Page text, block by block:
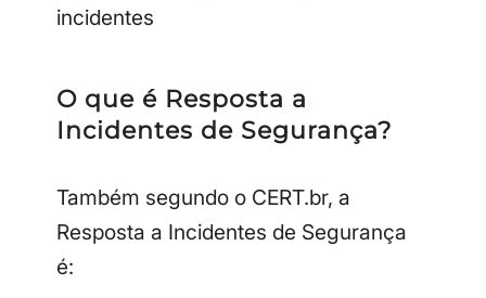
incidentes
O que é Resposta a
Incidentes de Segurança?
Também segundo o CERT.br, a
Resposta a Incidentes de Segurança
é: